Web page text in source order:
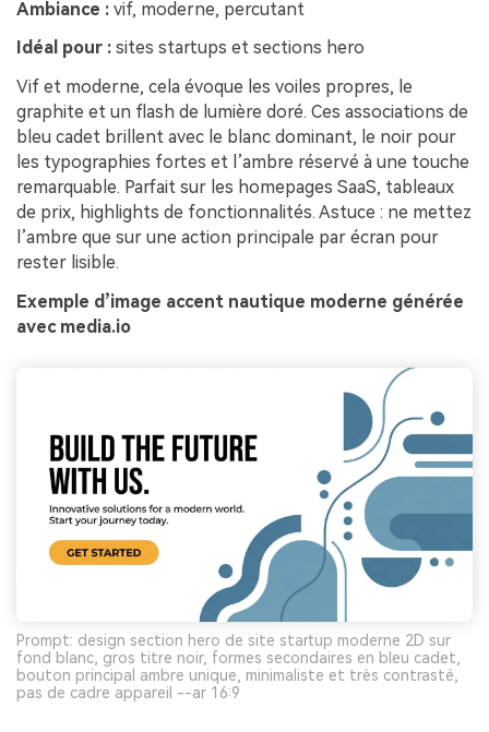
Ambiance : vif, moderne, percutant
Idéal pour : sites startups et sections hero
Vif et moderne, cela évoque les voiles propres, le
graphite et un flash de lumière doré. Ces associations de
bleu cadet brillent avec le blanc dominant, le noir pour
les typographies fortes et l’ambre réservé à une touche
remarquable. Parfait sur les homepages SaaS, tableaux
de prix, highlights de fonctionnalités. Astuce : ne mettez
l’ambre que sur une action principale par écran pour
rester lisible.
Exemple d’image accent nautique moderne générée
avec media.io
Prompt: design section hero de site startup moderne 2D sur
fond blanc, gros titre noir, formes secondaires en bleu cadet,
bouton principal ambre unique, minimaliste et très contrasté,
pas de cadre appareil --ar 16:9